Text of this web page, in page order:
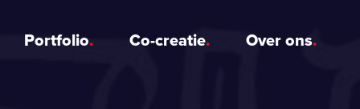
Portfolio Co-creatie Over ons